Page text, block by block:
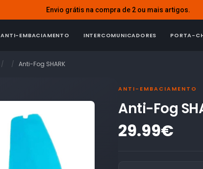
Envio grátis na compra de 2 ou mais artigos.
ANTI-EMBACIAMENTO INTERCOMUNICADORES PORTA-
Anti-Fog SHARK
ANTI-EMBACIAMENTO
Anti-Fog
29.99€